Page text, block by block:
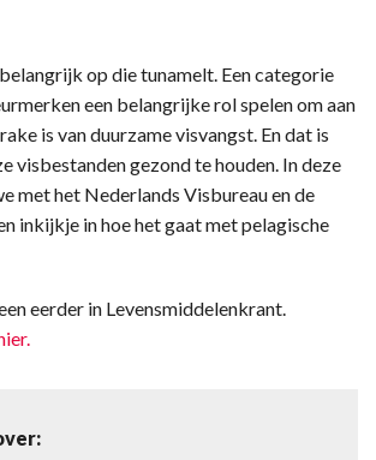
op die tunamelt. Een categorie
een belangrijke rol spelen om aan
is van duurzame visvangst. En dat is
visbestanden gezond te houden. In deze
met het Nederlands Visbureau en de
inkijkje in hoe het gaat met pelagische
eerder in Levensmiddelenkrant.